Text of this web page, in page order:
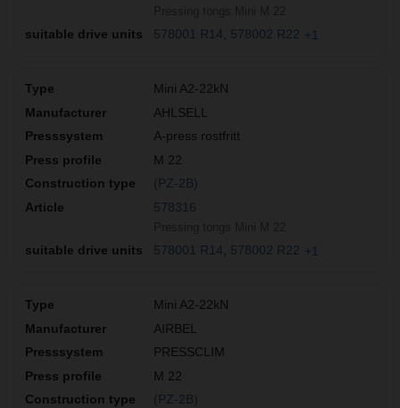
578001 R14 578002 R22 +1
Mini A2-22kN
AHLSELL
A-press rostfritt
M 22
(PZ-2B)
578316
578001 R14 578002 R22 +1
Mini A2-22kN
AIRBEL
PRESSCLIM
M 22
(PZ-2B)